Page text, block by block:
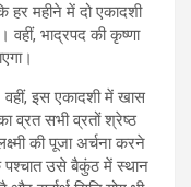
हर महीने में दो एकादशी
भाद्रपद की कृष्णा
वहीं, इस एकादशी में खास
व्रत सभी व्रतों श्रेष्ठ
की पूजा अर्चना करने
पश्चात उसे बैकुंठ में स्थान